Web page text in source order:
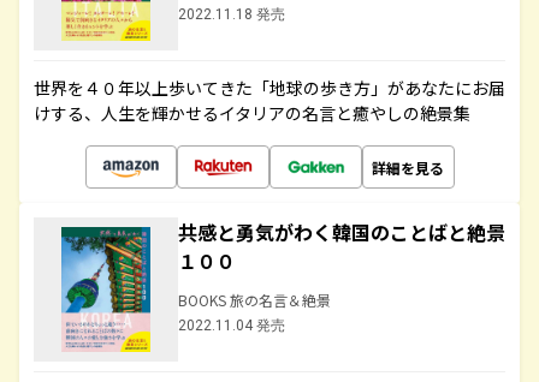
2022.11.18 発売
世界を４０年以上歩いてきた「地球の歩き方」があなたにお届
けする、人生を輝かせるイタリアの名言と癒やしの絶景集
詳細を見る
共感と勇気がわく韓国のことばと絶景
１００
BOOKS 旅の名言＆絶景
2022.11.04 発売